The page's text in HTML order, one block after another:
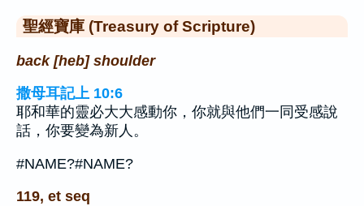
聖經寶庫 (Treasury of Scripture)
back [heb] shoulder
撒母耳記上 10:6
耶和華的靈必大大感動你，你就與他們一同受感說
話，你要變為新人。
#NAME?#NAME?
119, et seq